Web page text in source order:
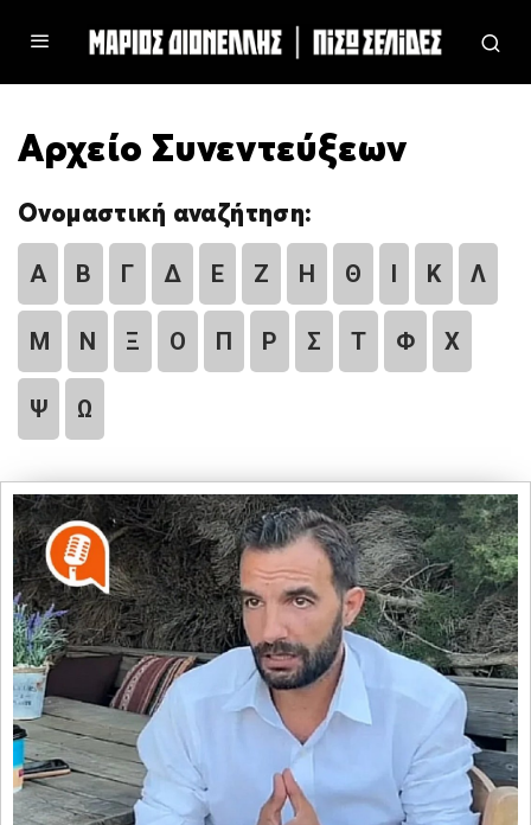
Αρχείο Συνεντεύξεων
Ονομαστική αναζήτηση:
Α Β Γ Δ Ε Ζ Η Θ Ι Κ Λ
Μ Ν Ξ Ο Π Ρ Σ Τ Φ Χ
Ψ Ω